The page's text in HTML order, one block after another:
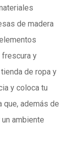
de madera
y
de ropa y
y coloca tu
que, además de
ambiente